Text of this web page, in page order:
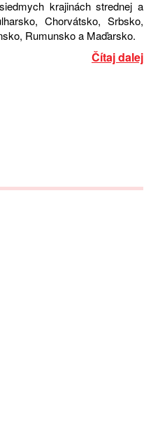
krajinách strednej a
Chorvátsko, Srbsko,
Rumunsko a Maďarsko.
Čítaj dalej